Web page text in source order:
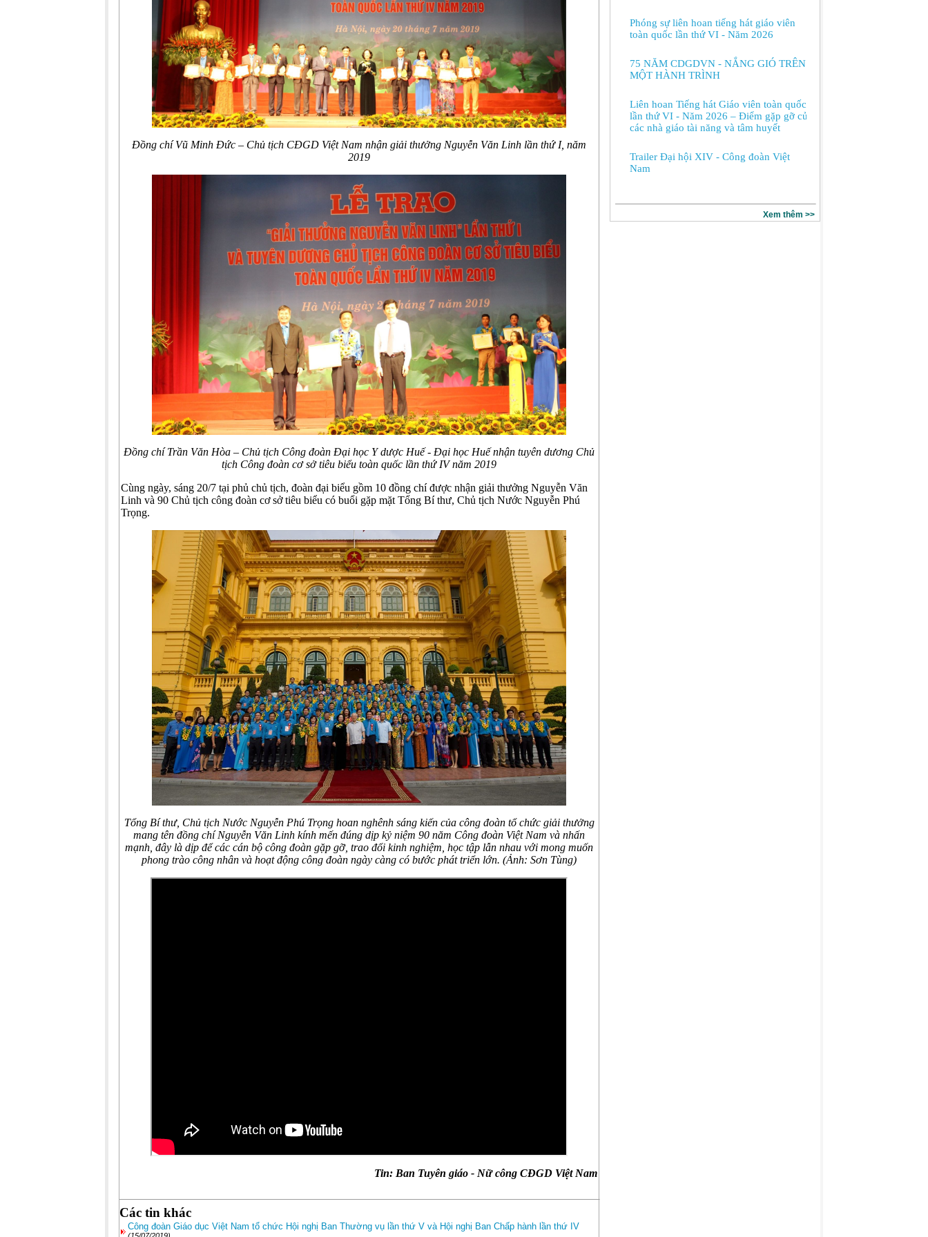
Đồng chí Vũ Minh Đức – Chủ tịch CĐGD Việt Nam nhận giải thưởng Nguyễn Văn Linh lần thứ I, năm
2019
Đồng chíTrần Văn Hòa – Chủ tịch Công đoàn Đại học Y dược Huế - Đại học Huế nhận tuyên dương Chủ
tịch Công đoàn cơ sở tiêu biểu toàn quốc lần thứ IV năm 2019
Cùng ngày, sáng 20/7 tại phủ chủ tịch, đoàn đại biểu gồm 10 đồng chí được nhận giải thưởng Nguyễn Văn
Linh và 90 Chủ tịch công đoàn cơ sở tiêu biểu có buổi gặp mặt Tổng Bí thư, Chủ tịch Nước Nguyễn Phú
Trọng.
Tổng Bí thư, Chủ tịch Nước Nguyễn Phú Trọng hoan nghênh sáng kiến của công đoàn tổ chức giải thưởng
mang tên đồng chí Nguyễn Văn Linh kính mến đúng dịp kỷ niệm 90 năm Công đoàn Việt Nam và nhấn
mạnh, đây là dịp để các cán bộ công đoàn gặp gỡ, trao đổi kinh nghiệm, học tập lẫn nhau với mong muốn
phong trào công nhân và hoạt động công đoàn ngày càng có bước phát triển lớn. (Ảnh: Sơn Tùng)
Tin: Ban Tuyên giáo - Nữ công CĐGD Việt Nam
Các tin khác
Công đoàn Giáo dục Việt Nam tổ chức Hội nghị Ban Thường vụ lần thứ V và Hội nghị Ban Chấp hành lần thứ IV
Phóng sự liên hoan tiếng hát giáo viên
toàn quốc lần thứ VI - Năm 2026
75 NĂM CDGDVN - NẮNG GIÓ TRÊN
MỘT HÀNH TRÌNH
Liên hoan Tiếng hát Giáo viên toàn quốc
lần thứ VI - Năm 2026 – Điểm gặp gỡ của
các nhà giáo tài năng và tâm huyết
Trailer Đại hội XIV - Công đoàn Việt
Nam
Xem thêm >>